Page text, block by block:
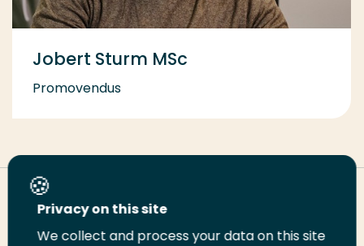
Jobert Sturm MSc
Promovendus
Deel deze pagina
Privacy on this site
We collect and process your data on this site